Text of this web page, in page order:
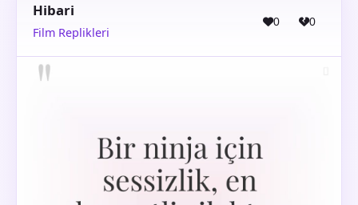
Hibari
Film Replikleri
0 0